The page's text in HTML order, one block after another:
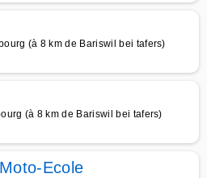
(à 8 km de Bariswil bei tafers)
(à 8 km de Bariswil bei tafers)
Ecole